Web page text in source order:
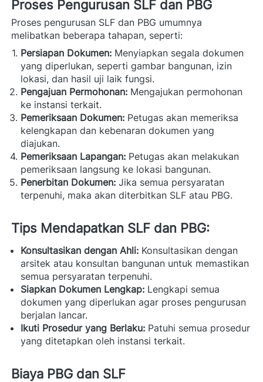
Proses Pengurusan SLF dan PBG
Proses pengurusan SLF dan PBG umumnya
melibatkan beberapa tahapan, seperti:
Persiapan Dokumen: Menyiapkan segala dokumen
yang diperlukan, seperti gambar bangunan, izin
lokasi, dan hasil uji laik fungsi.
Pengajuan Permohonan: Mengajukan permohonan
ke instansi terkait.
Pemeriksaan Dokumen: Petugas akan memeriksa
kelengkapan dan kebenaran dokumen yang
diajukan.
Pemeriksaan Lapangan: Petugas akan melakukan
pemeriksaan langsung ke lokasi bangunan.
Penerbitan Dokumen: Jika semua persyaratan
terpenuhi, maka akan diterbitkan SLF atau PBG.
Tips Mendapatkan SLF dan PBG:
Konsultasikan dengan Ahli: Konsultasikan dengan
arsitek atau konsultan bangunan untuk memastikan
semua persyaratan terpenuhi.
Siapkan Dokumen Lengkap: Lengkapi semua
dokumen yang diperlukan agar proses pengurusan
berjalan lancar.
Ikuti Prosedur yang Berlaku: Patuhi semua prosedur
yang ditetapkan oleh instansi terkait.
Biaya PBG dan SLF